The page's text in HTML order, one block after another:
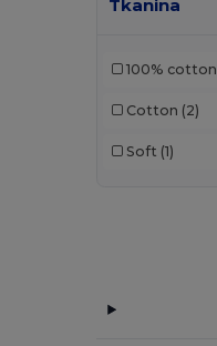
Tkanina
100% cotton
Cotton (2)
Soft (1)